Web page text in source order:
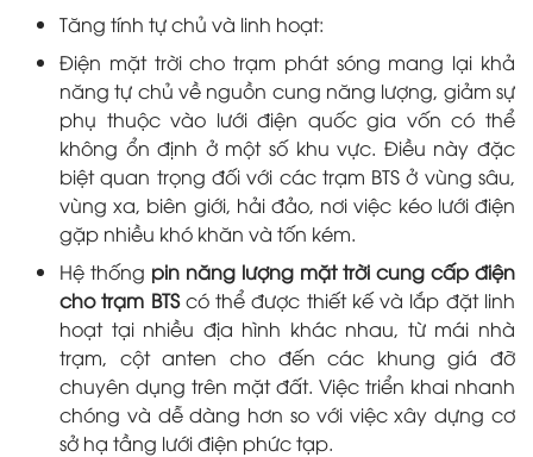
Tăng tính tự chủ và linh hoạt:
Điện mặt trời cho trạm phát sóng mang lại khả
năng tự chủ về nguồn cung năng lượng, giảm sự
phụ thuộc vào lưới điện quốc gia vốn có thể
không ổn định ở một số khu vực. Điều này đặc
biệt quan trọng đối với các trạm BTS ở vùng sâu,
vùng xa, biên giới, hải đảo, nơi việc kéo lưới điện
gặp nhiều khó khăn và tốn kém.
Hệ thống pin năng lượng mặt trời cung cấp điện
cho trạm BTScó thể được thiết kế và lắp đặt linh
hoạt tại nhiều địa hình khác nhau, từ mái nhà
trạm, cột anten cho đến các khung giá đỡ
chuyên dụng trên mặt đất. Việc triển khai nhanh
chóng và dễ dàng hơn so với việc xây dựng cơ
sở hạ tầng lưới điện phức tạp.